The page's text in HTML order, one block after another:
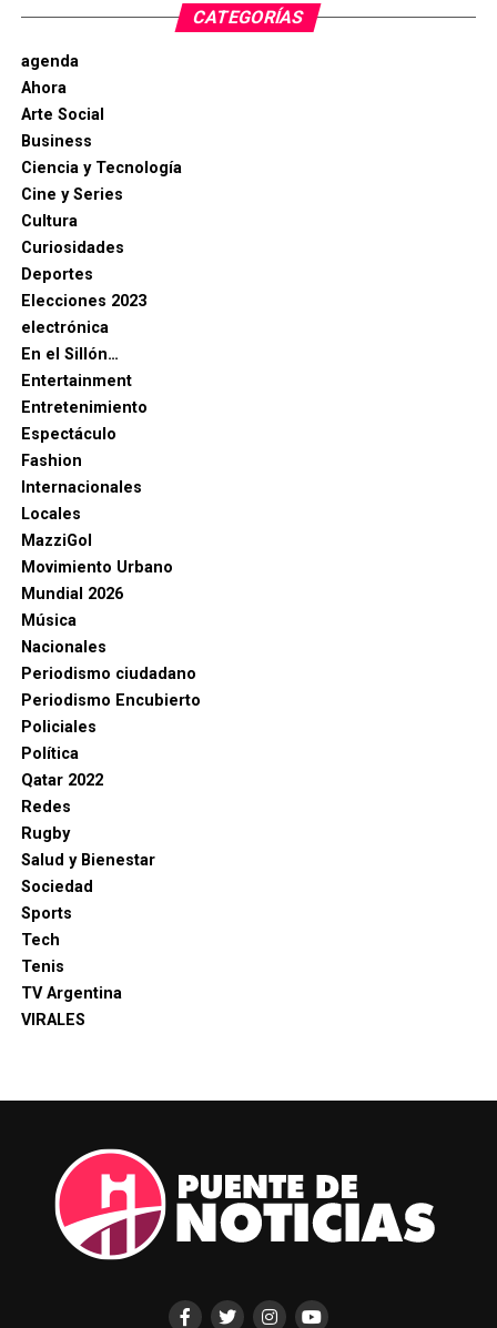
CATEGORÍAS
agenda
Ahora
Arte Social
Business
Ciencia y Tecnología
Cine y Series
Cultura
Curiosidades
Deportes
Elecciones 2023
electrónica
En el Sillón…
Entertainment
Entretenimiento
Espectáculo
Fashion
Internacionales
Locales
MazziGol
Movimiento Urbano
Mundial 2026
Música
Nacionales
Periodismo ciudadano
Periodismo Encubierto
Policiales
Política
Qatar 2022
Redes
Rugby
Salud y Bienestar
Sociedad
Sports
Tech
Tenis
TV Argentina
VIRALES